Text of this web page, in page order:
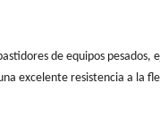
de equipos pesados,
excelente resistencia a la